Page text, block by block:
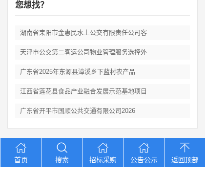
您想找？
湖南省耒阳市金惠民水上公交有限责任公司客
天津市公交第二客运公司物业管理服务选择外
广东省2025年东源县漳溪乡下蓝村农产品
江西省莲花县食品产业融合发展示范基地项目
广东省开平市国顺公共交通有限公司2026
Copyright © 2012-2026 中招招标网 版权所有 网站备案号：京
ICP备2023026371号-2
首页 搜索 招标采购 公告公示 返回顶部